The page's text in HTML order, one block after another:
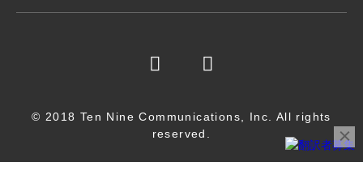
© 2018 Ten Nine Communications, Inc. All rights
reserved.